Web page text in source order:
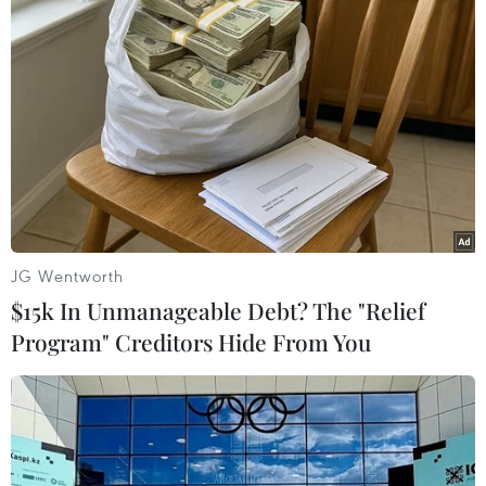
Villarreal - Real Valladolid 2-1
Giovani Dos Santos 38pen, Cani 84 - Javi Guerra 4
Espanyol - Valencia 3-1
David Lopez 32, Cristian Stuani 47, Thievy
Bifouma 89 - Helder Postiga 10
Elche - Real Sociedad 1-1
Ferran Corominas 2 - Carlos Vela 74
Athletic Bilbao - Osasuna 2-0
Alejandro Arribas 31og, Oscar De Marcos 82
Getafe - Almeria 2-2
Angel Lafita 32, Diego Castro 85pen - Rodri 30,
JG Wentworth
$15k In Unmanageable Debt? The "Relief
Program" Creditors Hide From You